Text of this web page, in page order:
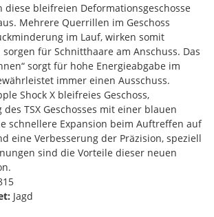
diese bleifreien Deformationsgeschosse
Mehrere Querrillen im Geschoss
im Lauf, wirken somit
für Schnitthaare am Anschuss. Das
sorgt für hohe Energieabgabe im
immer einen Ausschuss.
Shock X bleifreies Geschoss,
TSX Geschosses mit einer blauen
schnellere Expansion beim Auftreffen auf
eine Verbesserung der Präzision, speziell
sind die Vorteile dieser neuen
Jagd